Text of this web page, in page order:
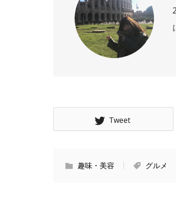
Tweet
趣味・美容 グルメ